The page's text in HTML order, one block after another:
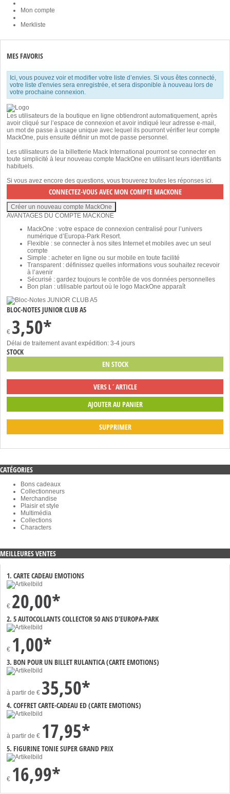
Mon compte
Merkliste
MES FAVORIS
Ici, vous pouvez voir et modifier votre liste d’envies. Si vous êtes connecté,
votre liste d'envies sera enregistrée, et sera disponible à nouveau lors de
votre prochaine connexion.
Les utilisateurs de la boutique en ligne obtiendront automatiquement, après
avoir cliqué sur l’espace de connexion et avoir indiqué leur adresse e-mail,
un mot de passe à usage unique avec lequel ils pourront vérifier leur compte
MackOne, puis ensuite définir un mot de passe personnel.
Les utilisateurs de la billetterie Mack International pourront se connecter en
toute simplicité à leur nouveau compte MackOne en utilisant leurs identifiants
habituels.
Si vous avez encore des questions, vous trouverez toutes les réponses ici
AVANTAGES DU COMPTE MACKONE
MackOne : votre espace de connexion centralisé pour l’univers
numérique d’Europa-Park Resort.
Flexible : se connecter à nos sites Internet et mobiles avec un seul
compte
Simple : acheter en ligne ou sur mobile en toute facilité
Transparent : définissez quelles informations vous souhaitez recevoir
à l’avenir
Sécurisé : gardez toujours le contrôle de vos données personnelles
Bon plan : utilisable partout où le logo MackOne apparaît
BLOC-NOTES JUNIOR CLUB A5
€ 3,50*
Délai de traitement avant expédition: 3-4 jours
STOCK
EN STOCK
VERS L´ARTICLE
SUPPRIMER
CATÉGORIES
Bons cadeaux
Collectionneurs
Merchandise
Plaisir et style
Multimédia
Collections
Characters
MEILLEURES VENTES
1. CARTE CADEAU EMOTIONS
€ 20,00*
2. 5 AUTOCOLLANTS COLLECTOR 50 ANS D’EUROPA-PARK
€ 1,00*
3. BON POUR UN BILLET RULANTICA (CARTE EMOTIONS)
à partir de € 35,50*
4. COFFRET CARTE-CADEAU ED (CARTE EMOTIONS)
à partir de € 17,95*
5. FIGURINE TONIE SUPER GRAND PRIX
€ 16,99*